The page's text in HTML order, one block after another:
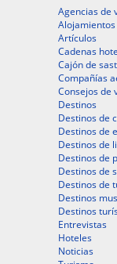
Agencias de
Artículos
Cadenas
Cajón de
Compañías
Consejos de
Destinos
Destinos de
Destinos de
Destinos de
Destinos de
Destinos de
Destinos de
Destinos
Destinos
Entrevistas
Hoteles
Noticias